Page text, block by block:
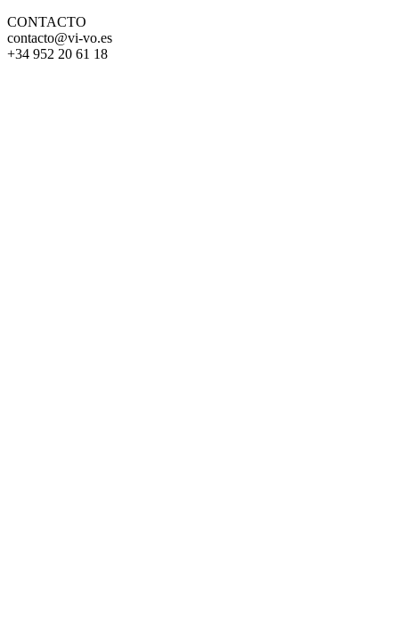
CONTACTO
contacto@vi-vo.es
+34 952 20 61 18